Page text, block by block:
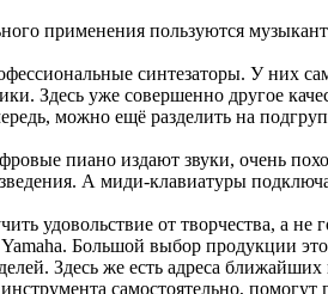
применения пользуются
синтезаторы. У них
Здесь уже совершенно другое
можно ещё разделить на
пиано издают звуки, очень
А миди-клавиатуры
удовольствие от творчества, а
Большой выбор продукции
Здесь же есть адреса
самостоятельно, помогут